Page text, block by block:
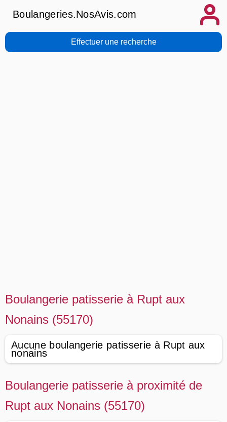
Boulangeries.NosAvis.com
Effectuer une recherche
Boulangerie patisserie à Rupt aux
Nonains (55170)
Aucune boulangerie patisserie à Rupt aux
nonains
Boulangerie patisserie à proximité de
Rupt aux Nonains (55170)